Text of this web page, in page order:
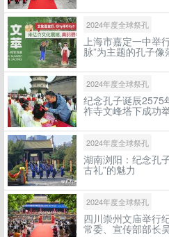
2024年度全球祭孔
上海市嘉定一中举
脉”为主题的孔子
2024年度全球祭孔
纪念孔子诞辰2575
祚寺文峰塔下成功
2024年度全球祭孔
湖南浏阳：纪念孔
古礼”的魅力
2024年度全球祭孔
四川崇州文庙举行
常委、宣传部部长